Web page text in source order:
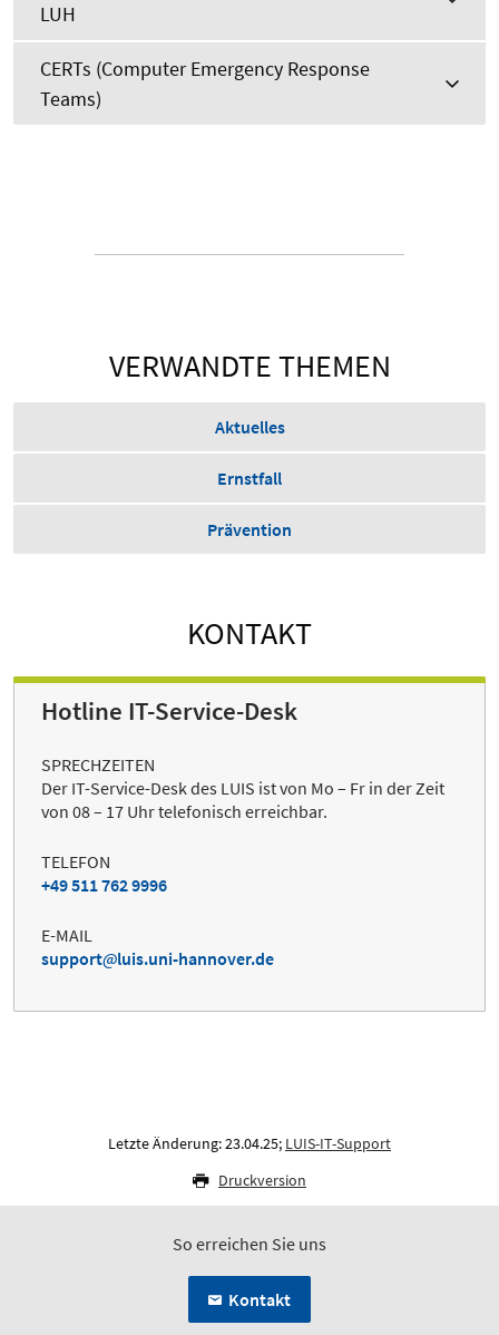
LUH
CERTs (Computer Emergency Response
Teams)
VERWANDTE THEMEN
Aktuelles
Ernstfall
Prävention
KONTAKT
Hotline IT-Service-Desk
SPRECHZEITEN
Der IT-Service-Desk des LUIS ist von Mo – Fr in der Zeit
von 08 – 17 Uhr telefonisch erreichbar.
TELEFON
+49 511 762 9996
E-MAIL
support
luis.uni-hannover.de
Letzte Änderung: 23.04.25; LUIS-IT-Support
Druckversion
So erreichen Sie uns
Kontakt